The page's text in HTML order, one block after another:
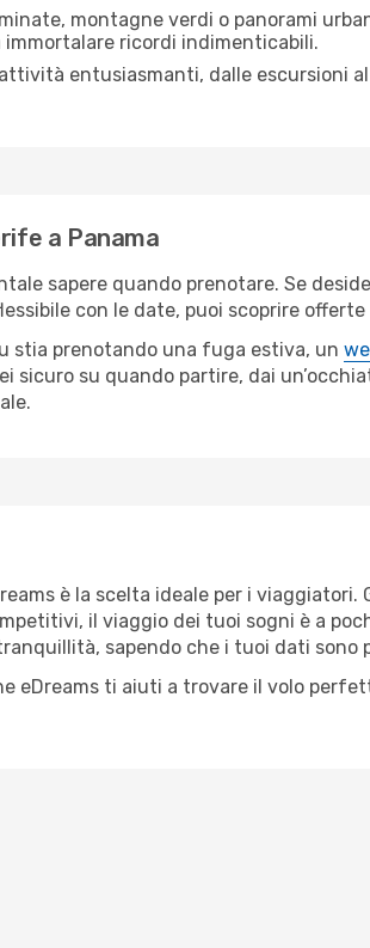
montagne verdi o panorami
ricordi indimenticabili.
entusiasmanti, dalle escursioni
a Panama
sapere quando prenotare. Se
con le date, puoi scoprire
stia prenotando una fuga estiva, un
sicuro su quando partire, dai
è la scelta ideale per i
il viaggio dei tuoi sogni è a
sapendo che i tuoi dati sono
eDreams ti aiuti a trovare il volo